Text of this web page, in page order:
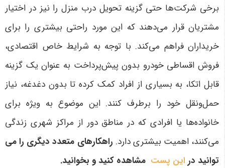
برخی شرکت‌ها حتی گزینه تحویل درب منزل را نیز در اختیار
مشتریان قرار می‌دهند که این مورد راحتی بیشتری را برای
خریداران فراهم می‌کند.با توجه به شرایط خاص اقتصادی،
فروش اقساطی خودرو بدون پیش‌پرداخت به عنوان یک گزینه
قابل اتکا، به بسیاری از افراد کمک کرده تا بدون دغدغه، نیاز
حمل‌ونقل خود را برطرف کنند. این موضوع به ویژه برای
خانواده‌ها یا افرادی که در مناطق دور از مراکز شهری زندگی
می‌کنند، اهمیت بیشتری دارد. راهکارهای متعدد دیگری را می
توانید در این پست مشاهده کنید و بخوانید.